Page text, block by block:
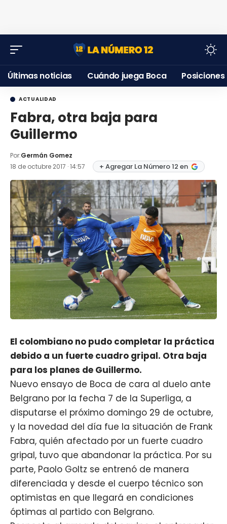
Últimas noticias Cuándo juega Boca Posiciones
ACTUALIDAD
Fabra, otra baja para
Guillermo
Por:Germán Gomez
18 de octubre 2017 · 14:57
+ Agregar La Número 12 en
El colombiano no pudo completar la práctica
debido a un fuerte cuadro gripal. Otra baja
para los planes de Guillermo.
Nuevo ensayo de Boca de cara al duelo ante
Belgrano por la fecha 7 de la Superliga, a
disputarse el próximo domingo 29 de octubre,
y la novedad del día fue la situación de Frank
Fabra, quién afectado por un fuerte cuadro
gripal, tuvo que abandonar la práctica. Por su
parte, Paolo Goltz se entrenó de manera
diferenciada y desde el cuerpo técnico son
optimistas en que llegará en condiciones
óptimas al partido con Belgrano.